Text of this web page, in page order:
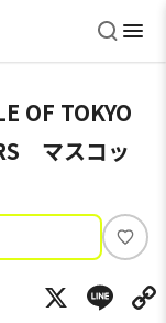
OF TOKYO
マスコッ
い
ね
X